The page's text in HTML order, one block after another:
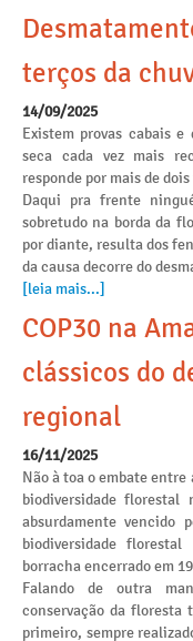
terços da
14/09/2025
Existem provas cabais
seca cada vez mais
responde por mais de
Daqui pra frente
sobretudo na borda da
por diante, resulta dos
da causa decorre do
[leia mais...]
COP30 na
clássicos do
regional
16/11/2025
Não à toa o embate
biodiversidade florestal
absurdamente vencido
biodiversidade
borracha encerrado em
Falando de outra
conservação da floresta
primeiro, sempre